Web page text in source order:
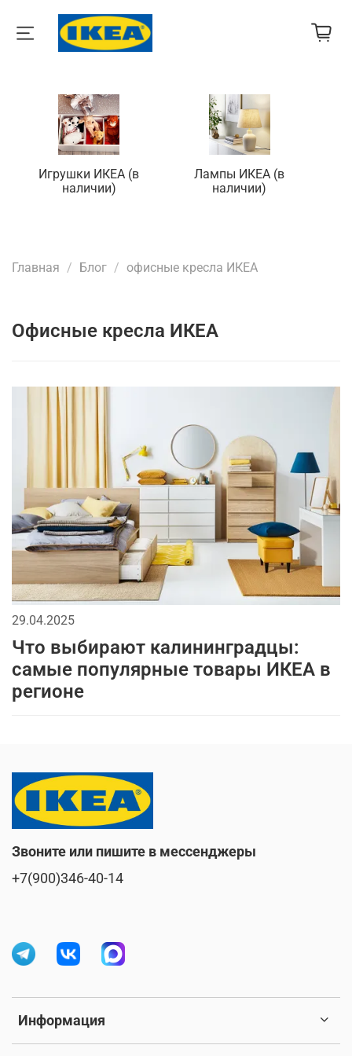
Игрушки ИКЕА (в
наличии)
Лампы ИКЕА (в
наличии)
Главная Блог офисные кресла ИКЕА
офисные кресла ИКЕА
29.04.2025
Что выбирают калининградцы:
самые популярные товары ИКЕА в
регионе
Информация
Звоните или пишите в мессенджеры
+7(900)346-40-14